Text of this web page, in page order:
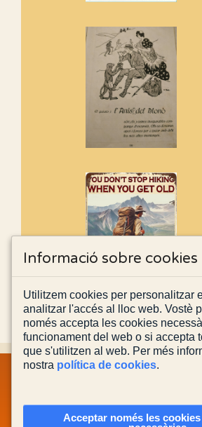
POLÍTICA DE COOKIES
CONTACTA'NS
Informació sobre cookies
Utilitzem cookies per personalitzar
analitzar l'accés al lloc web. Vostè
només accepta les cookies
funcionament del web o si accepta
que s'utilitzen al web. Per més
nostra política de cookies.
Acceptar només les